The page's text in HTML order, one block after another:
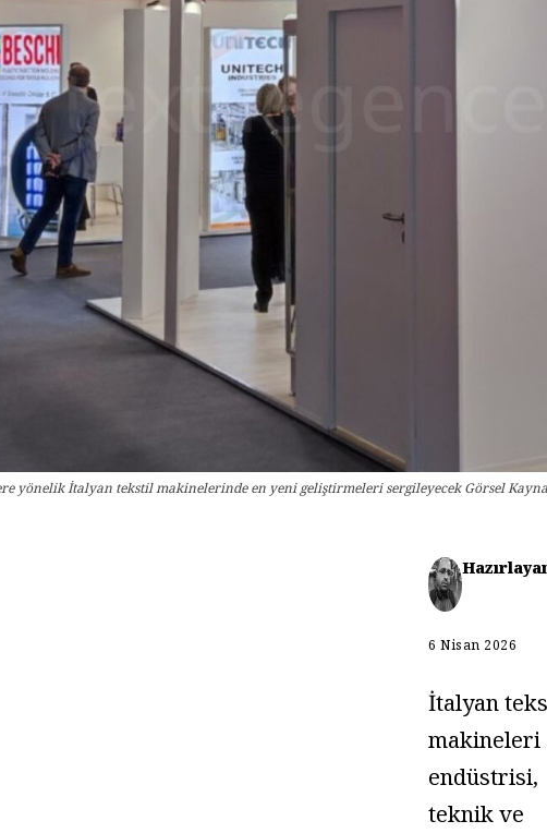
yönelik İtalyan tekstil makinelerinde en yeni geliştirmeleri sergileyecek Görsel
6 Nisan 2026
İtalyan
makineleri
endüstrisi,
teknik ve